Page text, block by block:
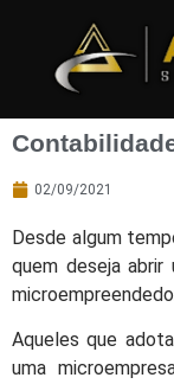
02/09/2021
Desde algum
quem deseja
Aqueles que
uma